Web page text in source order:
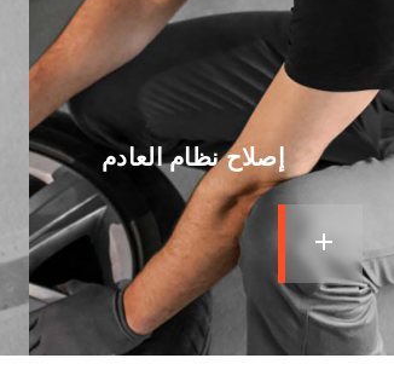
إصلاح نظام العادم